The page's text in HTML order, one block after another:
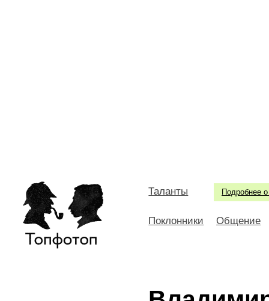
Подробнее о
Таланты
Поклонники Общение